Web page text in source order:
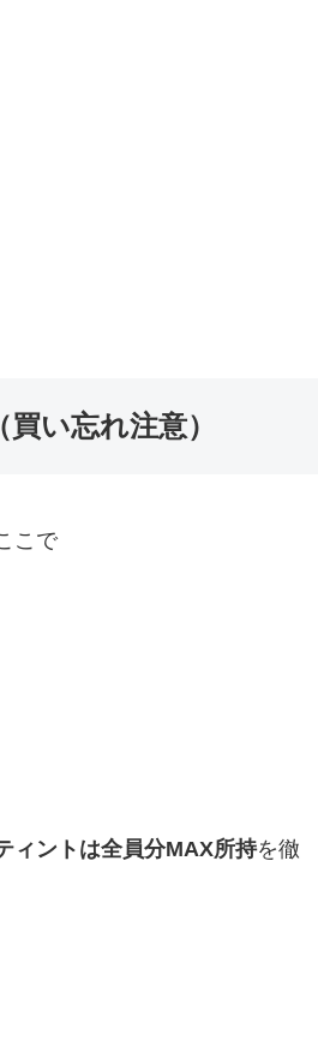
い忘れ注意）
こで
ィントは全員分MAX所持を徹